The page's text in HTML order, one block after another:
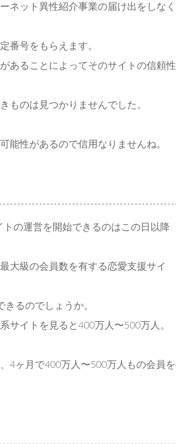
ネット異性紹介事業の届け出をしなく
番号をもらえます。
あることによってそのサイトの信頼性
ものは見つかりませんでした。
能性があるので信用なりませんね。
の運営を開始できるのはこの日以降
大級の会員数を有する恋愛支援サイ
るのでしょうか。
サイトを見ると400万人〜500万人。
4ヶ月で400万人〜500万人もの会員を